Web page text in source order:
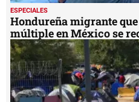
ESPECIALES
Hondureña migrante
múltiple en México se